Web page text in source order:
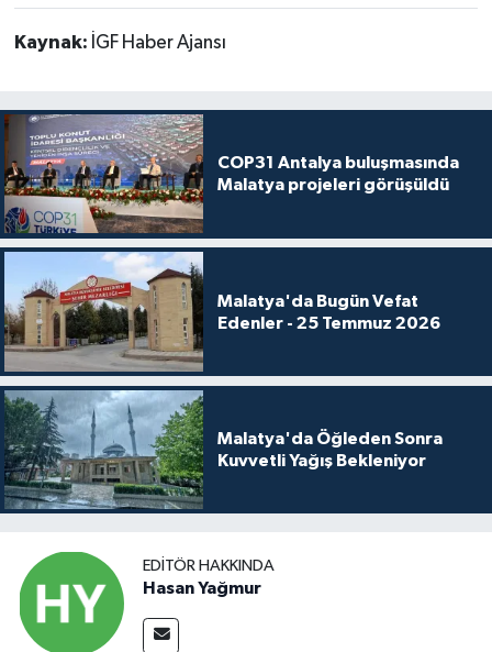
Kaynak: İGF Haber Ajansı
COP31 Antalya buluşmasında
Malatya projeleri görüşüldü
Malatya'da Bugün Vefat
Edenler - 25 Temmuz 2026
Malatya'da Öğleden Sonra
Kuvvetli Yağış Bekleniyor
EDITÖR HAKKINDA
Hasan Yağmur